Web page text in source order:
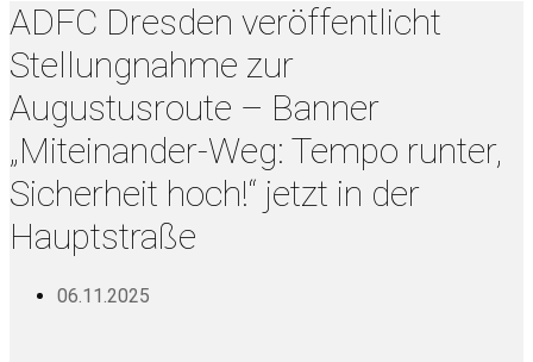
ADFC Dresden veröffentlicht
Stellungnahme zur
Augustusroute – Banner
„Miteinander-Weg: Tempo runter,
Sicherheit hoch!“ jetzt in der
Hauptstraße
06.11.2025